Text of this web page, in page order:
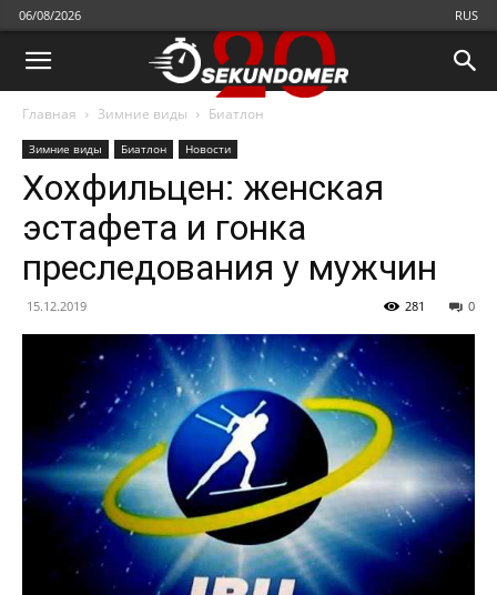
06/08/2026 RUS
Главная Зимние виды Биатлон
Зимние виды Биатлон Новости
Хохфильцен: женская
эстафета и гонка
преследования у мужчин
15.12.2019 0
281